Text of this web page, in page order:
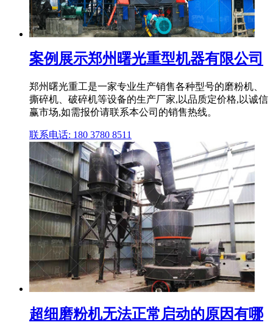
案例展示郑州曙光重型机器有限公司
郑州曙光重工是一家专业生产销售各种型号的磨粉机、
撕碎机、破碎机等设备的生产厂家,以品质定价格,以诚信
赢市场,如需报价请联系本公司的销售热线。
联系电话: 180 3780 8511
超细磨粉机无法正常启动的原因有哪